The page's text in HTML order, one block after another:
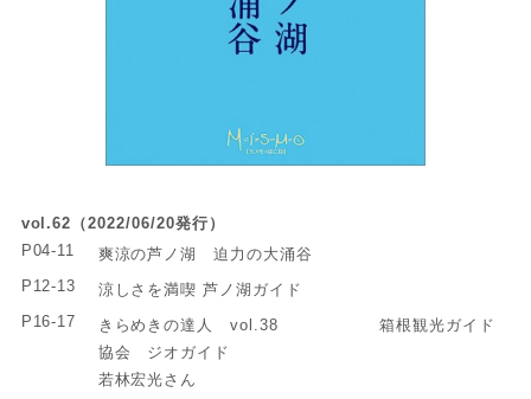
vol.62（2022/06/20発行）
P04-11
爽涼の芦ノ湖 迫力の大涌谷
P12-13
涼しさを満喫 芦ノ湖ガイド
P16-17
きらめきの達人 vol.38 箱根観光ガイド
協会 ジオガイド
若林宏光さん